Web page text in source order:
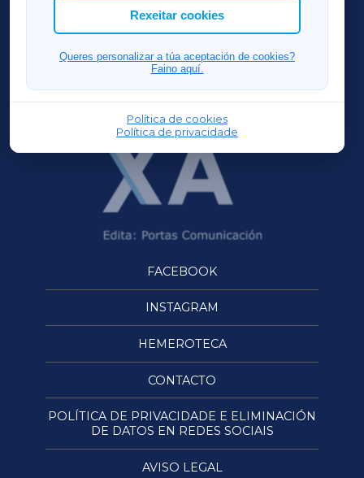
Rexeitar cookies
Queres personalizar a túa aceptación de cookies?
Faino aquí.
Política de cookies
Política de privacidade
ACORUÑAXA
FERROLXA
OURENSEXA
FACEBOOK
INSTAGRAM
HEMEROTECA
CONTACTO
POLÍTICA DE PRIVACIDADE E ELIMINACIÓN
DE DATOS EN REDES SOCIAIS
AVISO LEGAL